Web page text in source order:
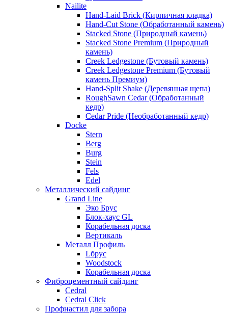
Nailite
Hand-Laid Brick (Кирпичная кладка)
Hand-Cut Stone (Обработанный камень)
Stacked Stone (Природный камень)
Stacked Stone Premium (Природный
камень)
Creek Ledgestone (Бутовый камень)
Creek Ledgestone Premium (Бутовый
камень Премиум)
Hand-Split Shake (Деревянная щепа)
RoughSawn Cedar (Обработанный
кедр)
Cedar Pride (Необработанный кедр)
Docke
Stern
Berg
Burg
Stein
Fels
Edel
Металлический сайдинг
Grand Line
Эко Брус
Блок-хаус GL
Корабельная доска
Вертикаль
Металл Профиль
Lбрус
Woodstock
Корабельная доска
Фиброцементный сайдинг
Cedral
Cedral Click
Профнастил для забора